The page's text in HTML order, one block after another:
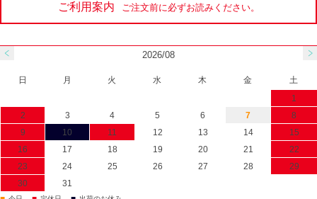
ご利用案内 ご注文前に必ずお読みください。
2026/08
日 月 火 水 木 金
土
1
2
3 4 5 6 7
8
9
10 11 12 13 14
15
16
17 18 19 20 21
22
23
24 25 26 27 28
29
30
31